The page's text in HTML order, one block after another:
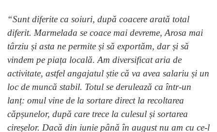
“Sunt diferite ca soiuri, după coacere arată total
diferit. Marmelada se coace mai devreme, Arosa mai
târziu și asta ne permite și să exportăm, dar și să
vindem pe piața locală. Am diversificat aria de
activitate, astfel angajatul știe că va avea salariu și un
loc de muncă stabil. Totul se derulează ca într-un
lanț: omul vine de la sortare direct la recoltarea
căpșunelor, după care trece la culesul și sortarea
cireșelor. Dacă din iunie până în august nu am cu ce-l